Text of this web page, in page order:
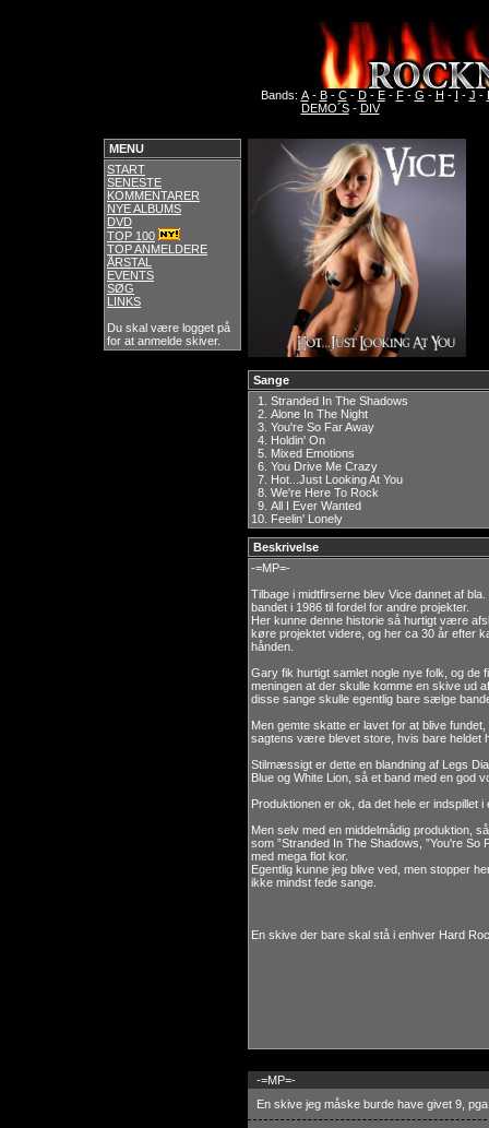
Bands: A- B- C- D- E- F- G - H - I - J -
DEMO´S- DIV
MENU
START
SENESTE
KOMMENTARER
NYE ALBUMS
DVD
TOP 100
TOP ANMELDERE
ÅRSTAL
EVENTS
SØG
LINKS
Du skal være logget på
for at anmelde skiver.
Sange
1. Stranded In The Shadows
2. Alone In The Night
3. You're So Far Away
4. Holdin' On
5. Mixed Emotions
6. You Drive Me Crazy
7. Hot...Just Looking At You
8. We're Here To Rock
9. All I Ever Wanted
10. Feelin' Lonely
Beskrivelse
-=MP=-
Tilbage i midtfirserne blev Vice dannet af
bandet i 1986 til fordel for andre projekter.
Her kunne denne historie så hurtigt være
køre projektet videre, og her ca 30 år efter
hånden.
Gary fik hurtigt samlet nogle nye folk, og de
meningen at der skulle komme en skive ud
disse sange skulle egentlig bare sælge
Men gemte skatte er lavet for at blive
sagtens være blevet store, hvis bare heldet
Stilmæssigt er dette en blandning af Legs
Blue og White Lion, så et band med en god
Produktionen er ok, da det hele er
Men selv med en middelmådig produktion,
som ”Stranded In The Shadows, ”You're So
med mega flot kor.
Egentlig kunne jeg blive ved, men stopper
ikke mindst fede sange.
En skive der bare skal stå i enhver Hard
-=MP=-
En skive jeg måske burde have givet 9,